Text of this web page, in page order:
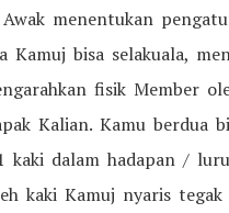
menentukan
Kamuj bisa selakuala,
fisik Member
Kalian. Kamu berdua
kaki dalam hadapan /
kaki Kamuj nyaris